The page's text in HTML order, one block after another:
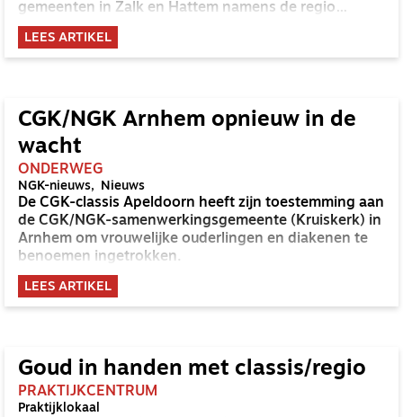
gemeenten in Zalk en Hattem namens de regio
Nunspeet van de NGK.
LEES ARTIKEL
CGK/NGK Arnhem opnieuw in de
wacht
ONDERWEG
NGK-nieuws Nieuws
De CGK-classis Apeldoorn heeft zijn toestemming aan
de CGK/NGK-samenwerkingsgemeente (Kruiskerk) in
Arnhem om vrouwelijke ouderlingen en diakenen te
benoemen ingetrokken.
LEES ARTIKEL
Goud in handen met classis/regio
PRAKTIJKCENTRUM
Praktijklokaal